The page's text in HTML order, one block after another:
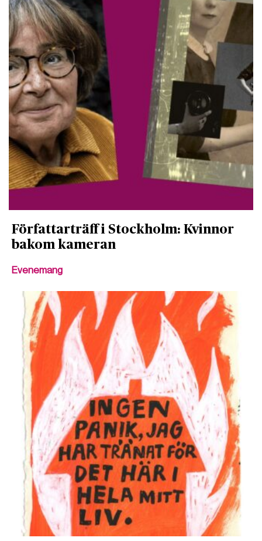
Författarträff i Stockholm: Kvinnor
bakom kameran
Evenemang